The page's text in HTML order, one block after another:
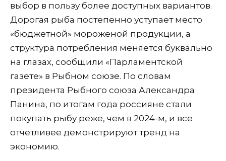
выбор в пользу более доступных вариантов.
Дорогая рыба постепенно уступает место
«бюджетной» мороженой продукции, а
структура потребления меняется буквально
на глазах, сообщили «Парламентской
газете» в Рыбном союзе. По словам
президента Рыбного союза Александра
Панина, по итогам года россияне стали
покупать рыбу реже, чем в 2024-м, и все
отчетливее демонстрируют тренд на
экономию.